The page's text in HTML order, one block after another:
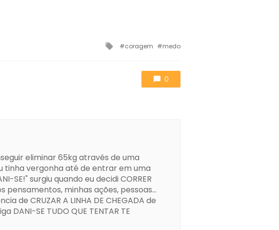
Tagged
coragem medo
0
eliminar 65kg através de uma
tinha vergonha até de entrar em uma
surgiu quando eu decidi CORRER
minhas ações, pessoas...
de CRUZAR A LINHA DE CHEGADA de
DANI-SE TUDO QUE TENTAR TE